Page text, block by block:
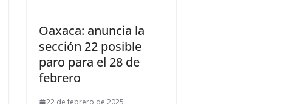
Oaxaca: anuncia la
sección 22 posible
paro para el 28 de
febrero
22 de febrero de 2025